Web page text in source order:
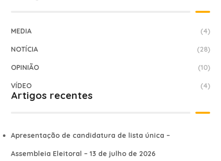
MEDIA (4)
NOTÍCIA (28)
OPINIÃO (10)
VÍDEO (4)
Artigos recentes
Apresentação de candidatura de lista única –
Assembleia Eleitoral – 13 de julho de 2026